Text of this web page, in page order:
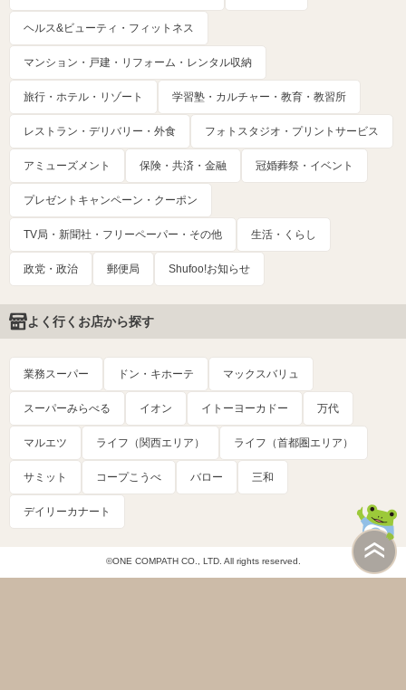
ヘルス&ビューティ・フィットネス
マンション・戸建・リフォーム・レンタル収納
旅行・ホテル・リゾート 学習塾・カルチャー・教育・教習所
レストラン・デリバリー・外食 フォトスタジオ・プリントサービス
アミューズメント 保険・共済・金融 冠婚葬祭・イベント
プレゼントキャンペーン・クーポン
TV局・新聞社・フリーペーパー・その他 生活・くらし
政党・政治 郵便局 Shufoo!お知らせ
よく行くお店から探す
業務スーパー ドン・キホーテ マックスバリュ
スーパーみらべる イオン イトーヨーカドー 万代
マルエツ ライフ（関西エリア） ライフ（首都圏エリア）
サミット コープこうべ バロー 三和
デイリーカナート
©ONE COMPATH CO., LTD. All rights reserved.